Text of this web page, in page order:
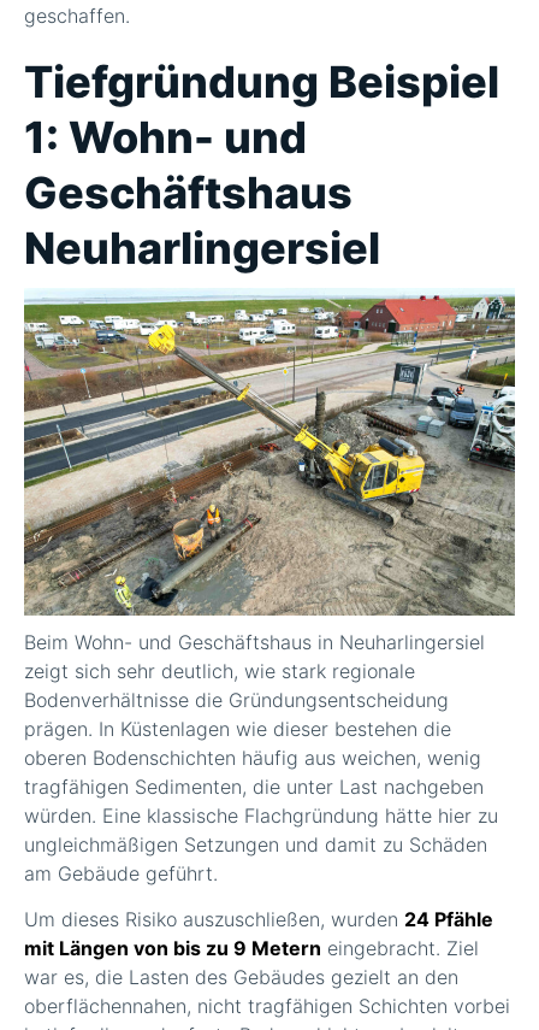
geschaffen.
Tiefgründung Beispiel
1: Wohn- und
Geschäftshaus
Neuharlingersiel
Beim Wohn- und Geschäftshaus in Neuharlingersiel
zeigt sich sehr deutlich, wie stark regionale
Bodenverhältnisse die Gründungsentscheidung
prägen. In Küstenlagen wie dieser bestehen die
oberen Bodenschichten häufig aus weichen, wenig
tragfähigen Sedimenten, die unter Last nachgeben
würden. Eine klassische Flachgründung hätte hier zu
ungleichmäßigen Setzungen und damit zu Schäden
am Gebäude geführt.
Um dieses Risiko auszuschließen, wurden 24 Pfähle
mit Längen von bis zu 9 Metern eingebracht. Ziel
war es, die Lasten des Gebäudes gezielt an den
oberflächennahen, nicht tragfähigen Schichten vorbei